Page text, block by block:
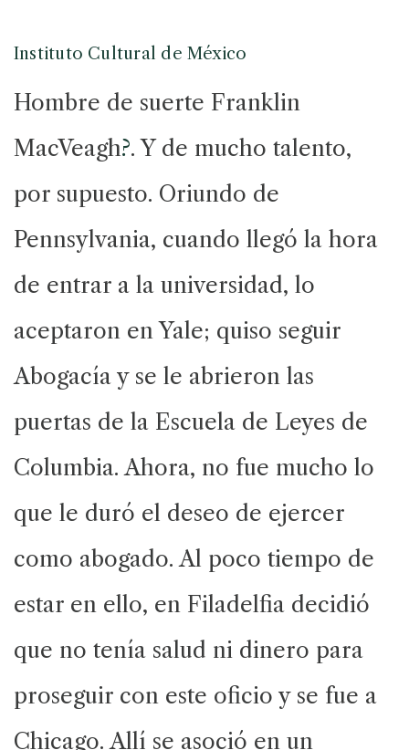
Instituto Cultural de México
Hombre de suerte Franklin
MacVeagh?. Y de mucho talento,
por supuesto. Oriundo de
Pennsylvania, cuando llegó la hora
de entrar a la universidad, lo
aceptaron en Yale; quiso seguir
Abogacía y se le abrieron las
puertas de la Escuela de Leyes de
Columbia. Ahora, no fue mucho lo
que le duró el deseo de ejercer
como abogado. Al poco tiempo de
estar en ello, en Filadelfia decidió
que no tenía salud ni dinero para
proseguir con este oficio y se fue a
Chicago. Allí se asoció en un